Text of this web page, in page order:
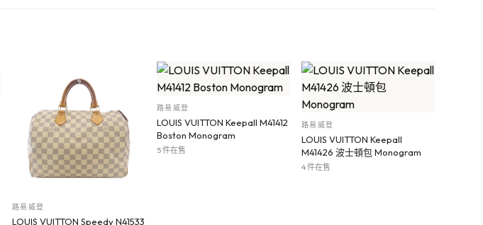
路易威登
LOUIS VUITTON Speedy N41533
路易威登
LOUIS VUITTON Keepall M41412
Boston Monogram
5 件在售
路易威登
LOUIS VUITTON Keepall
M41426 波士頓包 Monogram
4 件在售